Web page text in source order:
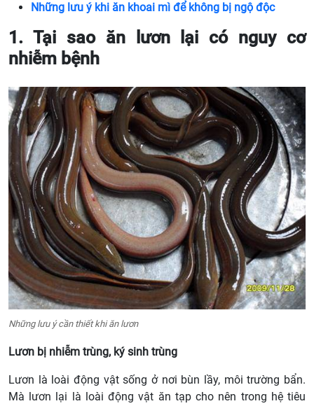
Những lưu ý khi ăn khoai mì để không bị ngộ độc
1. Tại sao ăn lươn lại có nguy cơ
nhiễm bệnh
Những lưu ý cần thiết khi ăn lươn
Lươn bị nhiễm trùng, ký sinh trùng
Lươn là loài động vật sống ở nơi bùn lầy, môi trường bẩn.
Mà lươn lại là loài động vật ăn tạp cho nên trong hệ tiêu